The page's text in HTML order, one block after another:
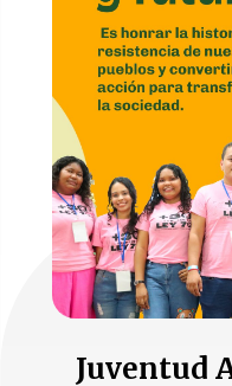
Juventud